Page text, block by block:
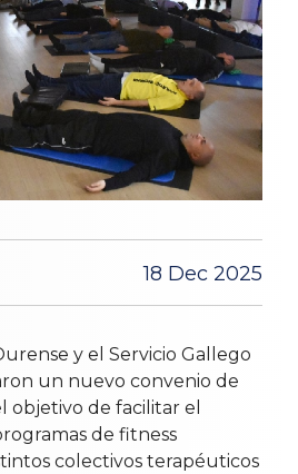
18 Dec 2025
y el Servicio Gallego
un nuevo convenio de
objetivo de facilitar el
de fitness
colectivos terapéuticos